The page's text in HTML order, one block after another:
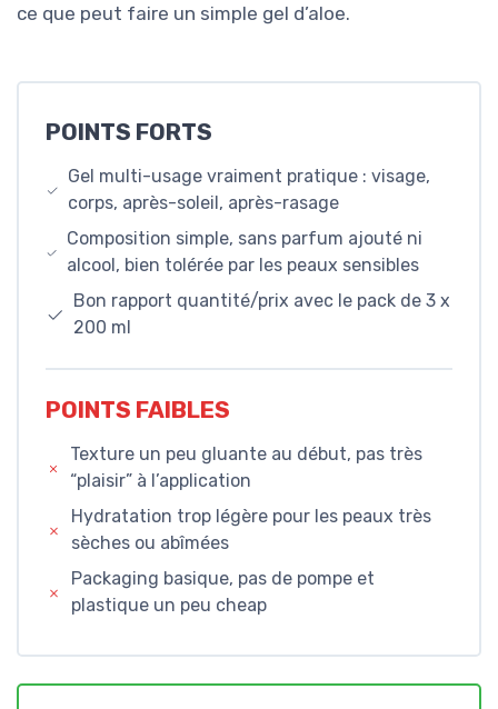
ce que peut faire un simple gel d’aloe.
POINTS FORTS
Gel multi-usage vraiment pratique : visage,
corps, après-soleil, après-rasage
Composition simple, sans parfum ajouté ni
alcool, bien tolérée par les peaux sensibles
Bon rapport quantité/prix avec le pack de 3 x
200 ml
POINTS FAIBLES
Texture un peu gluante au début, pas très
“plaisir” à l’application
Hydratation trop légère pour les peaux très
sèches ou abîmées
Packaging basique, pas de pompe et
plastique un peu cheap